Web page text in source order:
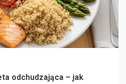
odchudzająca – jak